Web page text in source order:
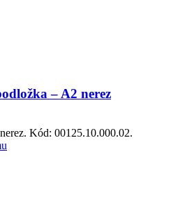
– A2 nerez
Kód: 00125.10.000.02.